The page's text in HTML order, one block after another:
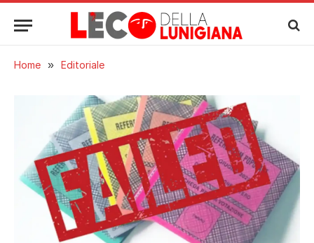
Home » Editoriale